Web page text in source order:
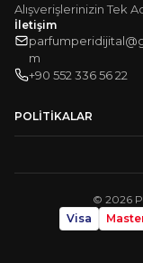
Alışverişlerinizin Tek
İletişim
m
‪+90 552 336 56 22‬
POLITIKALAR
Mesafeli Satış
Sipariş Takip © 2026
Visa